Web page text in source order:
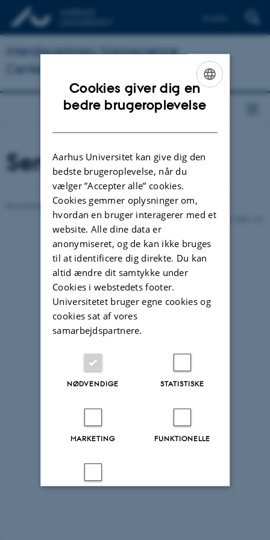
Interdisciplinary Nanoscience
Center
Seminars
Revideret 18.11.2021- Lise Refstrup Linnebjerg Pedersen
ENGLISH
Cookies giver dig en
bedre brugeroplevelse
Aarhus Universitet kan give dig den
bedste brugeroplevelse, når du
vælger ”Accepter alle” cookies.
Cookies gemmer oplysninger om,
hvordan en bruger interagerer med et
website. Alle dine data er
anonymiseret, og de kan ikke bruges
til at identificere dig direkte. Du kan
altid ændre dit samtykke under
Cookies i webstedets footer.
Universitetet bruger egne cookies og
cookies sat af vores
samarbejdspartnere.
NØDVENDIGE STATISTISKE
MARKETING FUNKTIONELLE